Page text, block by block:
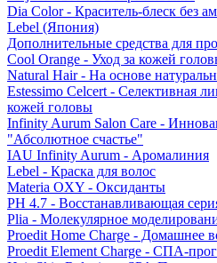
Dia Color - Краситель-блеск без
Lebel (Япония)
Дополнительные средства для
Cool Orange - Уход за кожей
Natural Hair - На основе
Estessimo Celcert - Селективная
кожей головы
Infinity Aurum Salon Care -
"Абсолютное счастье"
IAU Infinity Aurum - Аромалиния
Lebel - Краска для волос
Materia OXY - Оксиданты
PH 4.7 - Восстанавливающая
Plia - Молекулярное
Proedit Home Charge - Домашнее
Proedit Element Charge - СПА-